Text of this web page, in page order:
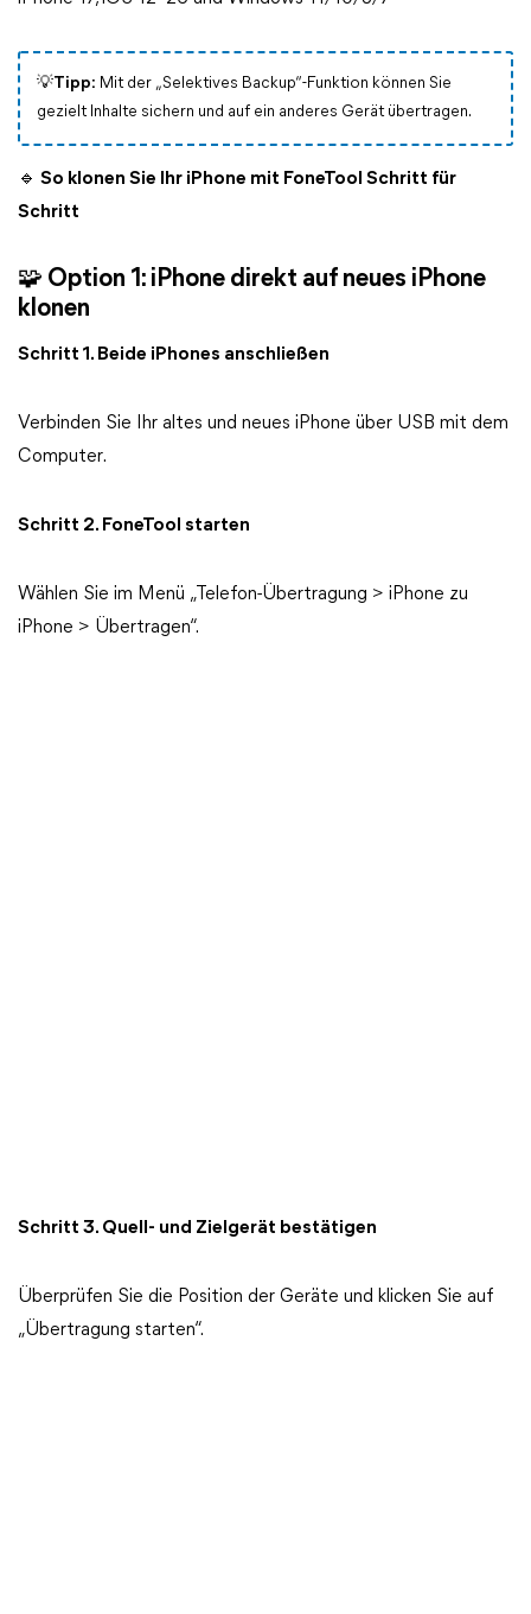
💡Tipp: Mit der „Selektives Backup“-Funktion können Sie
gezielt Inhalte sichern und auf ein anderes Gerät übertragen.
🔹 So klonen Sie Ihr iPhone mit FoneTool Schritt für
Schritt
🧩 Option 1: iPhone direkt auf neues iPhone
klonen
Schritt 1. Beide iPhones anschließen
Verbinden Sie Ihr altes und neues iPhone über USB mit dem
Computer.
Schritt 2. FoneTool starten
Wählen Sie im Menü „Telefon-Übertragung > iPhone zu
iPhone > Übertragen“.
Schritt 3. Quell- und Zielgerät bestätigen
Überprüfen Sie die Position der Geräte und klicken Sie auf
„Übertragung starten“.